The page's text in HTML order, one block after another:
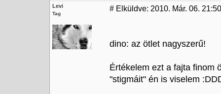
Levi
Tag
# Elküldve: 2010. Már. 06. 21:50
dino: az ötlet nagyszerű!
Értékelem ezt a fajta finom
"stigmáit" én is viselem